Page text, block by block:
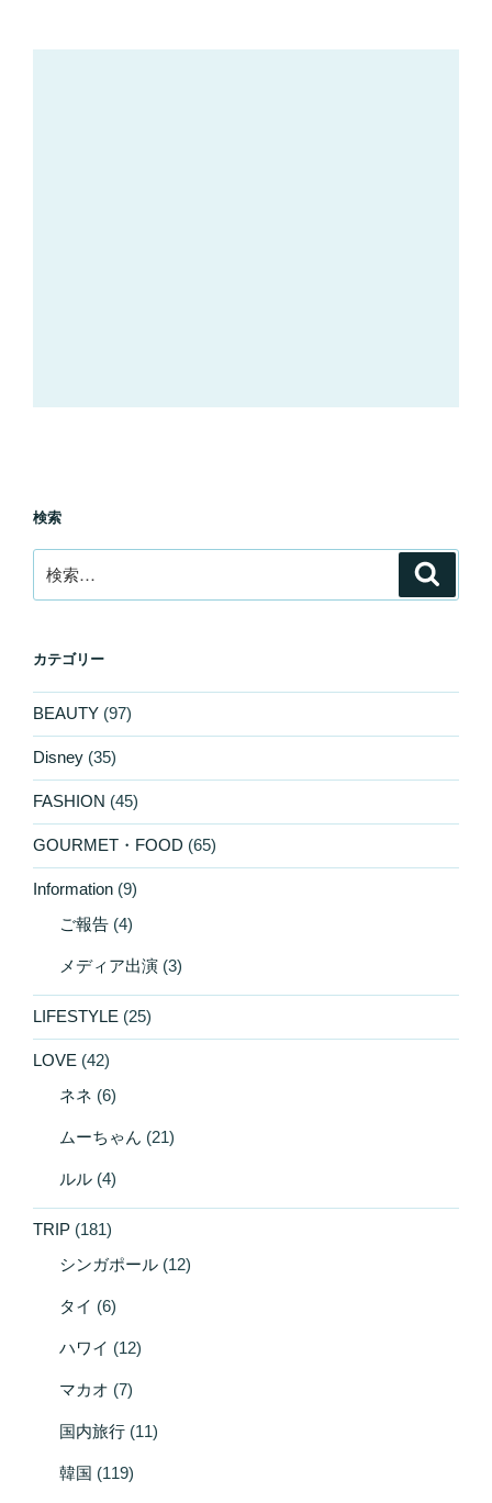
検索
索:
カテゴリー
BEAUTY (97)
Disney (35)
FASHION (45)
GOURMET・FOOD (65)
Information (9)
ご報告 (4)
メディア出演 (3)
LIFESTYLE (25)
LOVE (42)
ネネ (6)
ムーちゃん (21)
ルル (4)
TRIP (181)
シンガポール (12)
タイ (6)
ハワイ (12)
マカオ (7)
国内旅行 (11)
韓国 (119)